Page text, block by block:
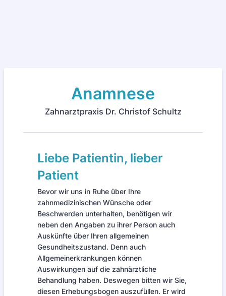
Anamnese
Zahnarztpraxis Dr. Christof Schultz
Liebe Patientin, lieber
Patient
Bevor wir uns in Ruhe über Ihre
zahnmedizinischen Wünsche oder
Beschwerden unterhalten, benötigen wir
neben den Angaben zu ihrer Person auch
Auskünfte über Ihren allgemeinen
Gesundheitszustand. Denn auch
Allgemeinerkrankungen können
Auswirkungen auf die zahnärztliche
Behandlung haben. Deswegen bitten wir Sie,
diesen Erhebungsbogen auszufüllen. Er wird